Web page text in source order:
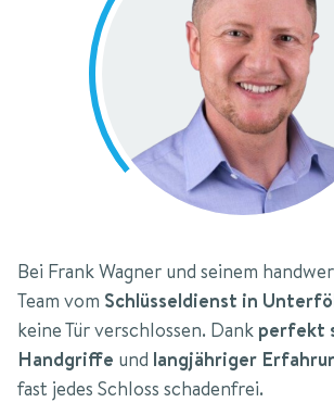
Bei Frank Wagner und seinem
Team vom Schlüsseldienst in
keine Tür verschlossen. Dank perfekt
Handgriffe und langjähriger
fast jedes Schloss schadenfrei.